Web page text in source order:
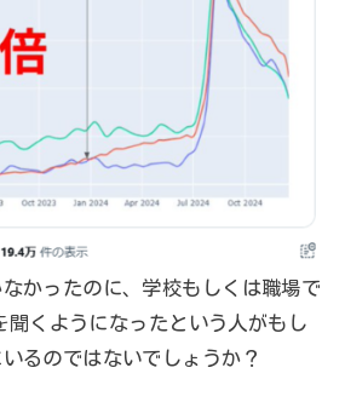
かったのに、学校もしくは職場で
聞くようになったという人がもし
るのではないでしょうか？